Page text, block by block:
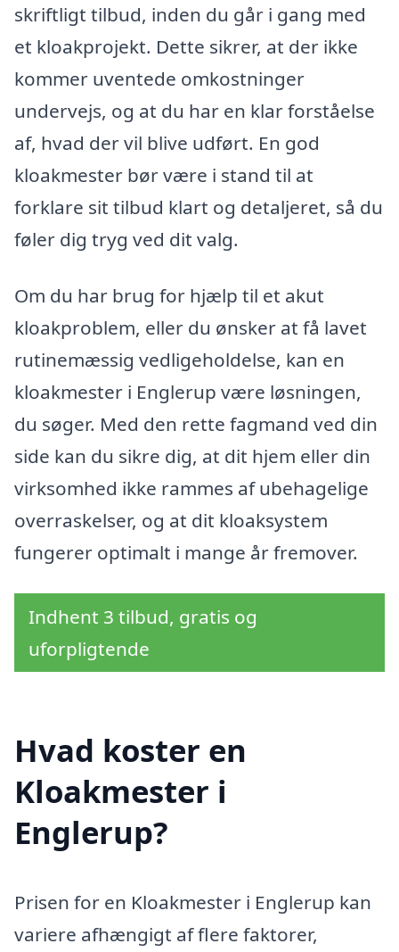
skriftligt tilbud, inden du går i gang med
et kloakprojekt. Dette sikrer, at der ikke
kommer uventede omkostninger
undervejs, og at du har en klar forståelse
af, hvad der vil blive udført. En god
kloakmester bør være i stand til at
forklare sit tilbud klart og detaljeret, så du
føler dig tryg ved dit valg.
Om du har brug for hjælp til et akut
kloakproblem, eller du ønsker at få lavet
rutinemæssig vedligeholdelse, kan en
kloakmester i Englerup være løsningen,
du søger. Med den rette fagmand ved din
side kan du sikre dig, at dit hjem eller din
virksomhed ikke rammes af ubehagelige
overraskelser, og at dit kloaksystem
fungerer optimalt i mange år fremover.
Indhent 3 tilbud, gratis og
uforpligtende
Hvad koster en
Kloakmester i
Englerup?
Prisen for en Kloakmester i Englerup kan
variere afhængigt af flere faktorer,